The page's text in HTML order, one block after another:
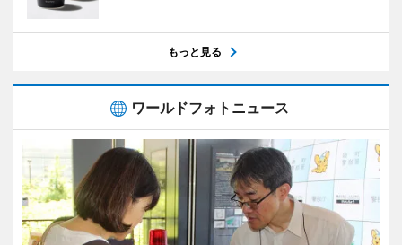
もっと見る
ワールドフォトニュース